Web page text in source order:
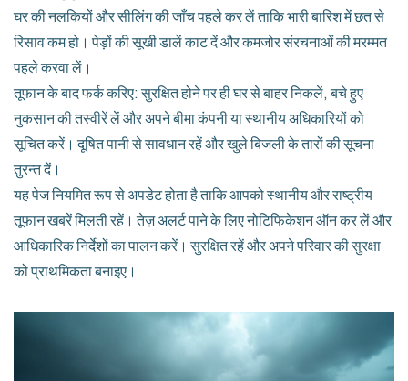
घर की नलकियों और सीलिंग की जाँच पहले कर लें ताकि भारी बारिश में छत से
रिसाव कम हो। पेड़ों की सूखी डालें काट दें और कमजोर संरचनाओं की मरम्मत
पहले करवा लें।
तूफान के बाद फर्क करिए: सुरक्षित होने पर ही घर से बाहर निकलें, बचे हुए
नुकसान की तस्वीरें लें और अपने बीमा कंपनी या स्थानीय अधिकारियों को
सूचित करें। दूषित पानी से सावधान रहें और खुले बिजली के तारों की सूचना
तुरन्त दें।
यह पेज नियमित रूप से अपडेट होता है ताकि आपको स्थानीय और राष्ट्रीय
तूफान खबरें मिलती रहें। तेज़ अलर्ट पाने के लिए नोटिफिकेशन ऑन कर लें और
आधिकारिक निर्देशों का पालन करें। सुरक्षित रहें और अपने परिवार की सुरक्षा
को प्राथमिकता बनाइए।